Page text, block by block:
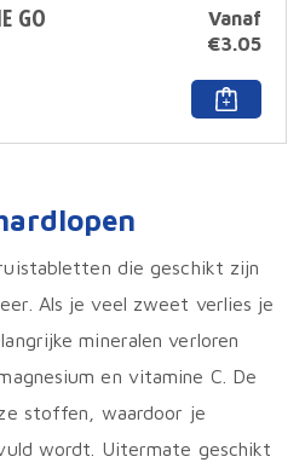
GO
Vanaf
€3.05
Dit
op
die geschikt zijn
Als je veel zweet verlies je
mineralen verloren
en vitamine C. De
stoffen, waardoor je
wordt. Uitermate geschikt